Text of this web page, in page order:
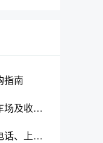
指南
沂水县中心医院夏蔚镇医院附近停车场及收费标准
高邮市周山镇便民服务中心地址、电话、上班时间、能处理违章吗